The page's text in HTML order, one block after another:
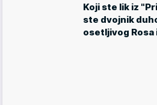
Koji ste lik iz
ste dvojnik
osetljivog Rosa